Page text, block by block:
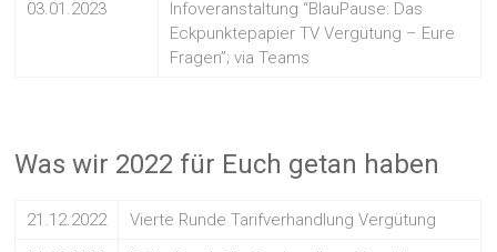
03.01.2023
Infoveranstaltung “BlauPause: Das
Eckpunktepapier TV Vergütung – Eure
Fragen”; via Teams
Was wir 2022 für Euch getan haben
21.12.2022
Vierte Runde Tarifverhandlung Vergütung